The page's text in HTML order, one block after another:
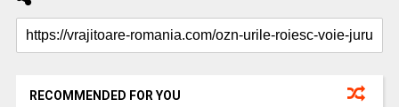
RECOMMENDED FOR YOU